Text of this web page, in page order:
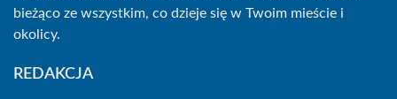
bieżąco ze wszystkim, co dzieje się w Twoim mieście i
okolicy.
REDAKCJA